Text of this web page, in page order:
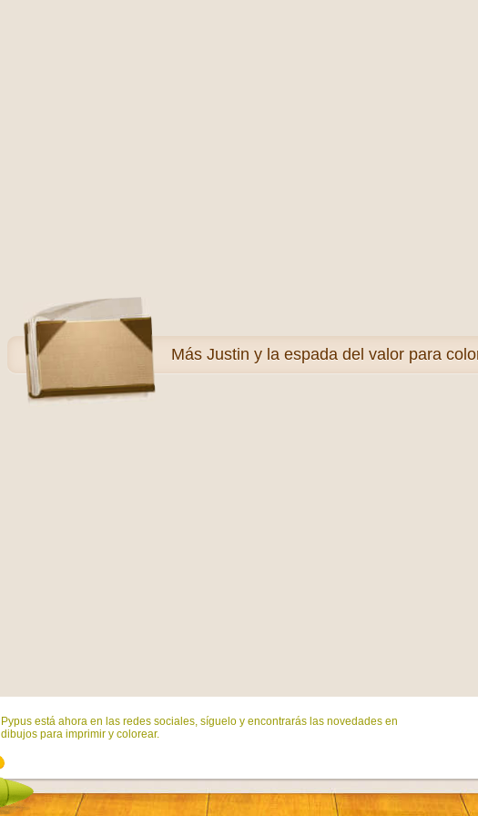
Más Justin y la espada del valor para
Pypus está ahora en las redes sociales, síguelo y encontrarás las novedades en
dibujos para imprimir y colorear.